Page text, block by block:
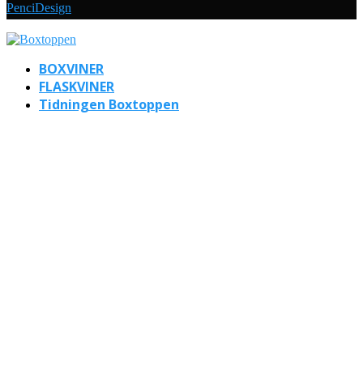
PenciDesign
BOXVINER
FLASKVINER
Tidningen Boxtoppen